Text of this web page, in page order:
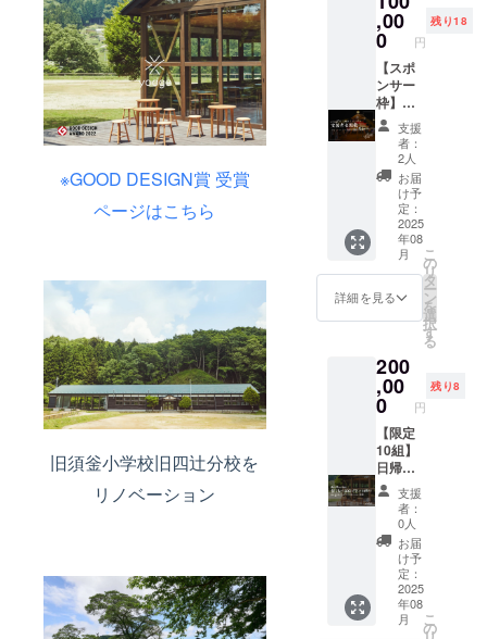
※GOOD DESIGN賞 受賞
ページはこちら
旧須釡小学校旧四辻分校を
リノベーション
yodge
受付に
てお渡
しいた
しま
す。事
前発送
はいた
しませ
ん。 ※
受け取
りには
本人確
認のた
め、お
名前の
をお願
いして
ご記入
くださ
い。 ※
内容は
事前に
運営に
て確認
し、不
適切な
表現が
ある場
合は調
整をお
願いす
る場合
がござ
いま
ただけ
ない方
には、
花火と
メッ
セージ
読み上
げの様
子を撮
影した
動画を
後日
メール
にてお
届けい
たしま
けるひ
ととき
をお届
けしま
す。 ※
ご利用
の際
は、事
前にご
予約を
お願い
いたし
ます。
※利用期
限：
2025年
12月31
ぎた場
合は無
効とな
ります
ので予
めご了
承くだ
さい。
※予約状
況によ
り、ご
希望の
日程に
沿えな
い場合
がござ
なたか
らの
メッ
セージ
（50文
字以
内）を
アナウ
ンスに
て読み
上げま
す。 誕
生日祝
いや感
謝の言
葉な
ど、特
別な瞬
間を演
す。 ※
メッ
セージ
（50文
字以
内）は
「備考
欄」に
ご記入
くださ
い。 ※
内容は
事前に
運営に
て確認
し、不
,00
0 円
残り18
【スポ
ンサー
枠】花
火玉打
上げ支
援 玉川
村四辻
の夜空
を彩る
花火
を、一
緒に打
ち上げ
ません
か？ 地
域の風
未来へ
つなぐ
この取
り組み
に、ご
支援と
いう形
でご参
加いた
だける
スポン
サー枠
です。
ご支援
いただ
いた方
支援
者：
2人
お届
け予
定：
2025
年08
月
詳細を見る
こ
の
リ
タ
ー
ン
を
選
択
す
る
200
,00
0 円
残り8
【限定
10組】
日帰り
貸し切
りBBQ
＋サウ
ナプラ
ン 森の
yodge
の敷地
を、1日
支援
者：
0人
お届
け予
定：
2025
年08
月
こ
の